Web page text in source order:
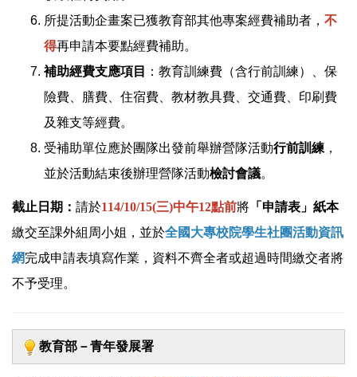
所提活動企畫案已獲教育部其他專案經費補助者， 不
得再申請本要點經費補助。
補助經費支應項目
：教育訓練費（含行前訓練）、保
險費、膳費、住宿費、教材教具費、交通費、印刷費
及雜支等經費。
受補助單位應於團隊出發前舉辦營隊活動行前訓練 ，
並於活動結束後辦理營隊活動檢討會議。
截止日期： 請於114/10/15(三)中午12點前將 「 申請表 」紙本
繳交至課外組周小姐，並於全國大專校院學生社團活動資訊
網完成申請表填寫作業，資料不齊全者或超過時間繳交者將
不予受理。
教育部－青年發展署